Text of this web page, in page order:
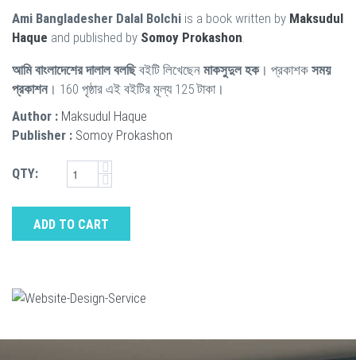
Ami Bangladesher Dalal Bolchi is a book written by Maksudul
Haque and published by Somoy Prokashon
আমি বাংলাদেশের দালাল বলছিবইটি লিখেছেন মাকসুদুল হক। প্রকাশক সময়
প্রকাশন। 160 পৃষ্ঠার এই বইটির মূল্য 125 টাকা।
Author : Maksudul Haque
Publisher : Somoy Prokashon
QTY:
ADD TO CART